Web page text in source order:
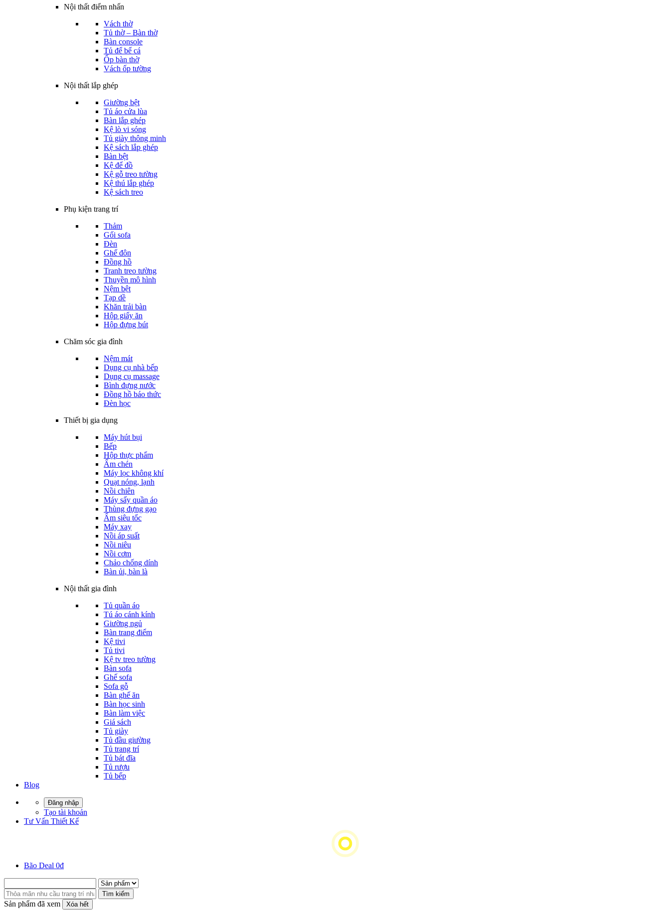
Nội thất điểm nhấn
Vách thờ
Tủ thờ – Bàn thờ
Bàn console
Tủ để bể cá
Ốp bàn thờ
Vách ốp tường
Nội thất lắp ghép
Giường bệt
Tủ áo cửa lùa
Bàn lắp ghép
Kệ lò vi sóng
Tủ giày thông minh
Kệ sách lắp ghép
Bàn bệt
Kệ để đồ
Kệ gỗ treo tường
Kệ thú lắp ghép
Kệ sách treo
Phụ kiện trang trí
Thảm
Gối sofa
Đèn
Ghế đôn
Đồng hồ
Tranh treo tường
Thuyền mô hình
Nệm bệt
Tạp dề
Khăn trải bàn
Hộp giấy ăn
Hộp đựng bút
Chăm sóc gia đình
Nệm mát
Dụng cụ nhà bếp
Dụng cụ massage
Bình đựng nước
Đồng hồ báo thức
Đèn học
Thiết bị gia dụng
Máy hút bụi
Bếp
Hộp thực phẩm
Ấm chén
Máy lọc không khí
Quạt nóng, lạnh
Nồi chiên
Máy sấy quần áo
Thùng đựng gạo
Ấm siêu tốc
Máy xay
Nồi áp suất
Nồi niêu
Nồi cơm
Chảo chống dính
Bàn ủi, bàn là
Nội thất gia đình
Tủ quần áo
Tú áo cánh kính
Giường ngủ
Bàn trang điểm
Kệ tivi
Tủ tivi
Kệ tv treo tường
Bàn sofa
Ghế sofa
Sofa gỗ
Bàn ghế ăn
Bàn học sinh
Bàn làm việc
Giá sách
Tủ giày
Tủ đầu giường
Tủ trang trí
Tủ bát đĩa
Tủ rượu
Tủ bếp
Blog
Đăng nhập
Tạo tài khoản
Tư Vấn Thiết Kế
Bão Deal 0đ
Tìm kiếm
Sản phẩm đã xem Xóa hết